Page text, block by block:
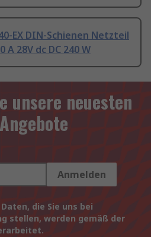
EX DIN-Schienen Netzteil
A 28V dc DC 240 W
unsere neuesten
Anmelden
die Sie uns bei
stellen, werden gemäß der